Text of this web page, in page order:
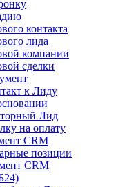
контакта
лида
компании
сделки
к Лиду
Лид
на оплату
CRM
позиции
CRM